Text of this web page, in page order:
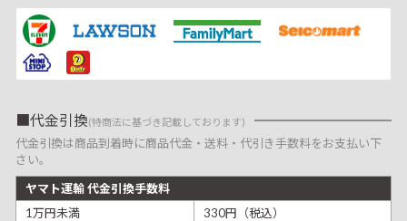
代金引換(特商法に基づき記載しております)
代金引換は商品到着時に商品代金・送料・代引き手数料をお支払い下
さい。
ヤマト運輸 代金引換手数料
1万円未満
330円（税込）